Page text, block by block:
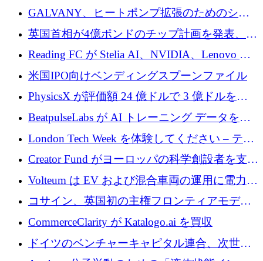
するために 510 万ドルを獲得
GALVANY、ヒートポンプ拡張のためのシー
ドラウンドで1,000万ユーロを確保
英国首相が4億ポンドのチップ計画を発表、英
国の新興企業は「ここで拡大」し「ここに留
まる」
Reading FC が Stelia AI、NVIDIA、Lenovo と
協力して AI Center of Excellence を立ち上げ
米国IPO向けベンディングスプーンファイル
PhysicsX が評価額 24 億ドルで 3 億ドルを調
達
BeatpulseLabs が AI トレーニング データを拡
張するために 180 万ドルのプレシードを調達
London Tech Week を体験してください – テク
ノロジーがヨーロッパのイノベーションの未
来を形作る場所
Creator Fund がヨーロッパの科学創設者を支援
するために 5,600 万ドルを調達
Volteum は EV および混合車両の運用に電力を
供給するために 250 万ユーロを寄付
コサイン、英国初の主権フロンティアモデル
で業界の支援を確保
CommerceClarity が Katalogo.ai を買収
ドイツのベンチャーキャピタル連合、次世代
スタートアップの成長に向けて機関投資家へ